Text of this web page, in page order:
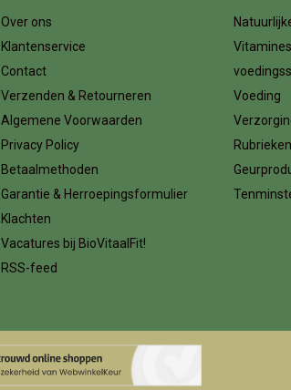
Over ons
Klantenservice
Contact
Verzenden & Retourneren
Algemene Voorwaarden
Privacy Policy
Betaalmethoden
Garantie & Herroepingsformulier
Klachten
Vacatures bij BioVitaalFit!
RSS-feed
Voeding
Rubrieken